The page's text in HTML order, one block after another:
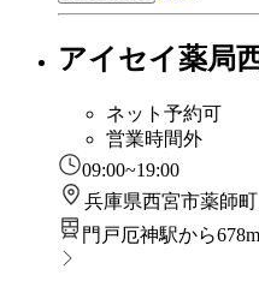
アイセイ薬局
ネット予約可
営業時間外
09:00~19:00
兵庫県西宮市薬師
門戸厄神駅から678m